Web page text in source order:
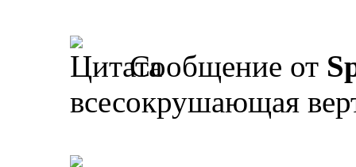
Сообщение от
всесокрушающая